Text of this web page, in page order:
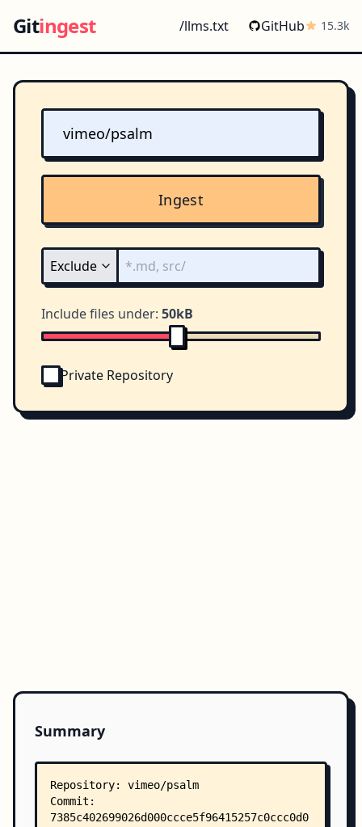
Gitingest /llms.txt GitHub 15.3k
Ingest
Include files under: 50kB
Private Repository
Summary